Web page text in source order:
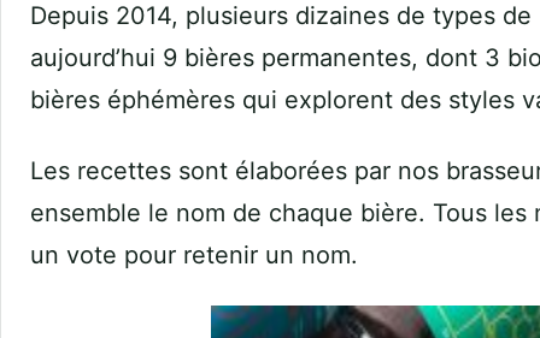
Depuis 2014, plusieurs dizaines de types
aujourd’hui 9 bières permanentes, dont 3
bières éphémères qui explorent des styles
Les recettes sont élaborées par nos
ensemble le nom de chaque bière. Tous
un vote pour retenir un nom.